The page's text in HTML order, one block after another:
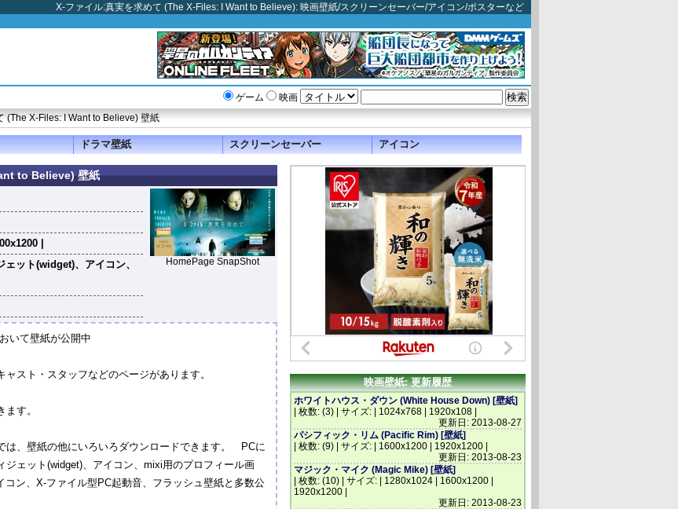
X-ファイル:真実を求めて (The X-Files: I Want to Believe): 映画壁紙/スクリーンセーバー/アイコン/ポスターなど
ゲーム
映画
(The X-Files: I Want to Believe) 壁紙
ドラマ壁紙 スクリーンセーバー アイコン
to Believe) 壁紙
|
ット(widget)、アイコン、
HomePage SnapShot
いて壁紙が公開中
スト・スタッフなどのページがあります。
す。
は、壁紙の他にいろいろダウンロードできます。 PCに
ェット(widget)、アイコン、mixi用のプロフィール画
ン、X-ファイル型PC起動音、フラッシュ壁紙と多数公
映画壁紙: 更新履歴
ホワイトハウス・ダウン (White House Down) [壁紙]
| 枚数: (3) | サイズ: | 1024x768 | 1920x108 |
更新日: 2013-08-27
パシフィック・リム (Pacific Rim) [壁紙]
| 枚数: (9) | サイズ: | 1600x1200 | 1920x1200 |
更新日: 2013-08-23
マジック・マイク (Magic Mike) [壁紙]
| 枚数: (10) | サイズ: | 1280x1024 | 1600x1200 |
1920x1200 |
更新日: 2013-08-23